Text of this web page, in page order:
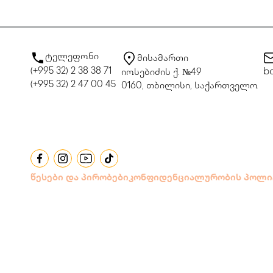
ტელეფონი
(+995 32) 2 38 38 71
(+995 32) 2 47 00 45
მისამართი
იოსებიძის ქ. №49
0160, თბილისი, საქართველო
წესები და პირობებიკონფიდენციალურობის